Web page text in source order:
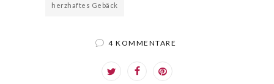
herzhaftes Gebäck
4 KOMMENTARE